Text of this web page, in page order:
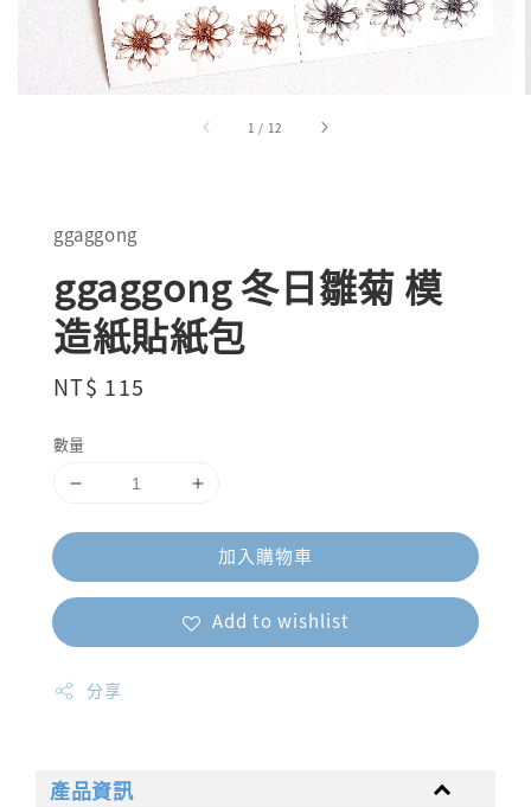
1 / 12
ggaggong
ggaggong 冬日雛菊 模
造紙貼紙包
Regular
NT$ 115
數量
加入購物車
Add to wishlist
分享
產品資訊